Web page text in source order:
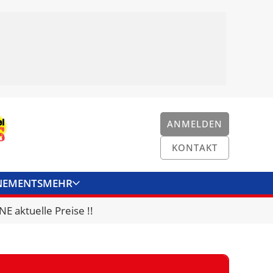
ANMELDEN
KONTAKT
MEHR
KONTAKT
aktuelle Preise !!